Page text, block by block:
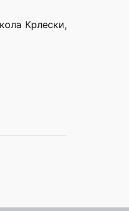
Крлески,